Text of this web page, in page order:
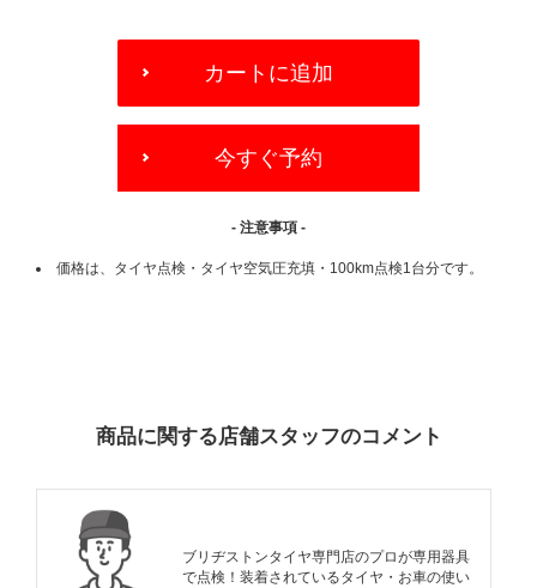
OPTIONS
カートに追加
今すぐ予約
- 注意事項 -
価格は、タイヤ点検・タイヤ空気圧充填・100km点検1台分です。
商品に関する店舗スタッフのコメント
ブリヂストンタイヤ専門店のプロが専用器具
で点検！装着されているタイヤ・お車の使い